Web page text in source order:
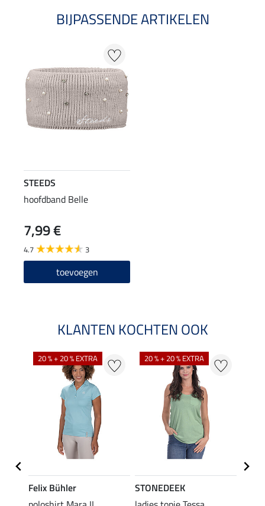
BIJPASSENDE ARTIKELEN
STEEDS
hoofdband Belle
7,99 €
4.7 3
toevoegen
KLANTEN KOCHTEN OOK
20 % + 20 % EXTRA
Felix Bühler
20 % + 20 % EXTRA
STONEDEEK